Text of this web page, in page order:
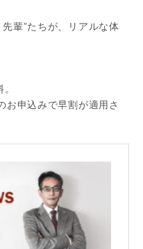
輩”たちが、リアルな体
お申込みで早割が適用さ